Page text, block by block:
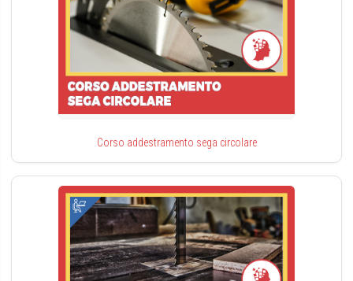
Corso addestramento sega circolare